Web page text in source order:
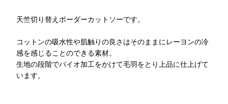
天竺切り替えボーダーカットソーです。
コットンの吸水性や肌触りの良さはそのままにレーヨンの冷
感を感じることのできる素材。
生地の段階でバイオ加工をかけて毛羽をとり上品に仕上げて
います。